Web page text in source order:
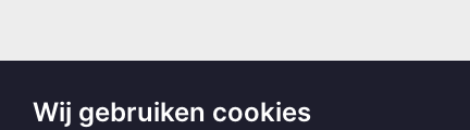
Wij gebruiken cookies
Smelne's Erfskip